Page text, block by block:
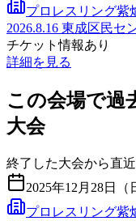
プロレスリング紫
2026.8.16 東成区民セ
チケット情報あり
詳細を見る
この会場で過
大会
終了した大会から直
2025年12月28日（
プロレスリング紫